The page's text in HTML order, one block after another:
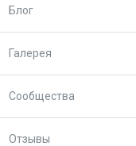
Блог
Галерея
Сообщества
Отзывы